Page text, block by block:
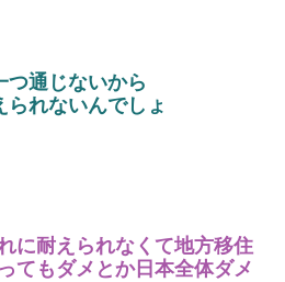
つ通じないから
れないんでしょ
に耐えられなくて地方移住
てもダメとか日本全体ダメ